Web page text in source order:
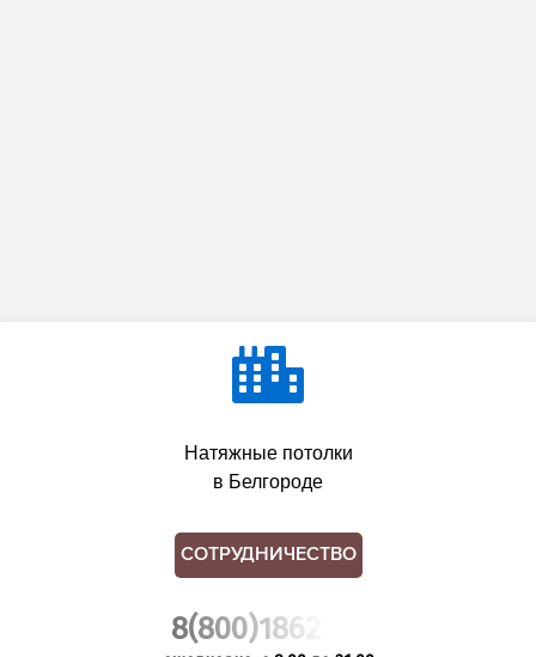
Натяжные потолки
в Белгороде
СОТРУДНИЧЕСТВО
8(800)1862102